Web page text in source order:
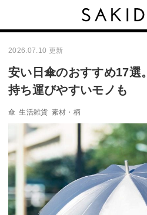
2026.07.10 更新
安い日傘のおすすめ17選
持ち運びやすいモノも
傘 生活雑貨 素材・柄